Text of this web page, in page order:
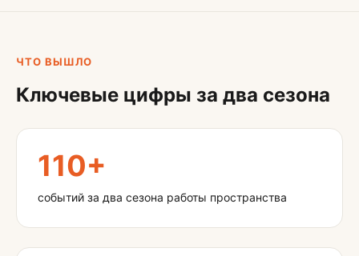
ЧТО ВЫШЛО
Ключевые цифры за два сезона
110+
событий за два сезона работы пространства